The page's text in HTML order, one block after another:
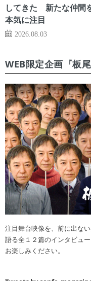
してきた 新たな仲間
本気に注目
2026.08.03
WEB限定企画『板
注目舞台映像を、前に出な
語る全１２篇のインタビュ
お楽しみください。